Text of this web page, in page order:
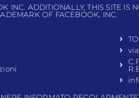
INC. ADDITIONALLY, THIS SITE
OF FACEBOOK, INC.